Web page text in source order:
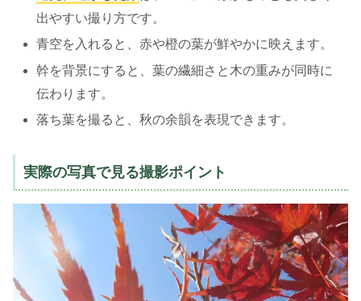
出やすい撮り方です。
青空を入れると、赤や橙の葉が鮮やかに映えます。
幹を背景にすると、葉の繊細さと木の重みが同時に
伝わります。
落ち葉を撮ると、秋の余韻を表現できます。
実際の写真で見る撮影ポイント